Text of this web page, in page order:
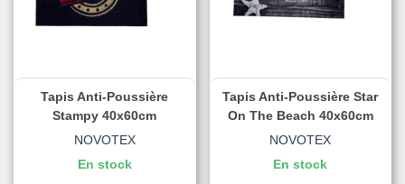
Tapis Anti-Poussière
Stampy 40x60cm
NOVOTEX
En stock
Tapis Anti-Poussière Star
On The Beach 40x60cm
NOVOTEX
En stock